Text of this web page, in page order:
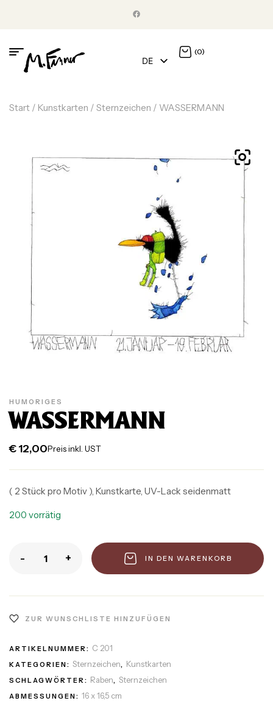
DE
(0)
Start / Kunstkarten / Sternzeichen / WASSERMANN
HUMORIGES
WASSERMANN
€12,00Preis inkl. UST
( 2 Stück pro Motiv ), Kunstkarte, UV-Lack seidenmatt
200 vorrätig
- + IN DEN WARENKORB
ZUR WUNSCHLISTE HINZUFÜGEN
ARTIKELNUMMER: C 201
KATEGORIEN: Sternzeichen, Kunstkarten
SCHLAGWÖRTER: Raben, Sternzeichen
ABMESSUNGEN: 16 x 16,5 cm